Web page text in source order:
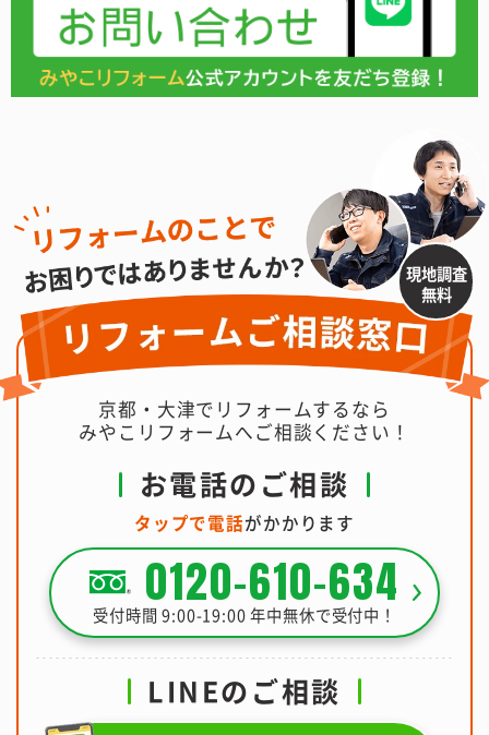
現地調査
無料
京都・大津でリフォームするなら
みやこリフォームへご相談ください！
お電話のご相談
タップで電話がかかります
0120-610-634
受付時間 9:00-19:00 年中無休で受付中！
LINEのご相談